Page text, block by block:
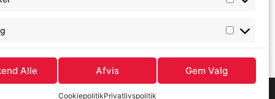
Alle Afvis Gem Valg
CookiepolitikPrivatlivspolitik